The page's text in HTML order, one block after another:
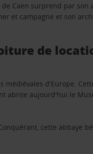
Caen surprend par
et campagne et son
de
médiévales d'Europe.
abrite aujourd'hui le
cette abbaye